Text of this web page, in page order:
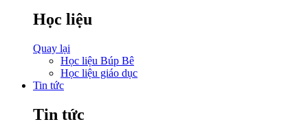
Học liệu
Quay lại
Học liệu Búp Bê
Học liệu giáo dục
Tin tức
Tin tức